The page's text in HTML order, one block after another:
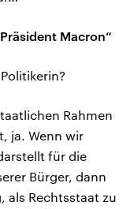
Macron“
Rahmen
ja. Wenn wir
für die
Bürger, dann
als Rechtsstaat zu